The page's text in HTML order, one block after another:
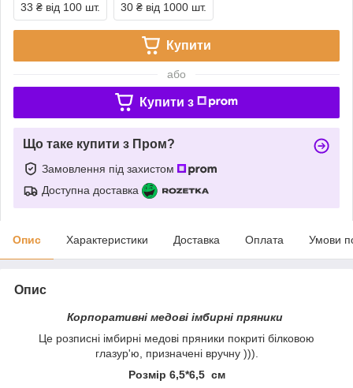
33 ₴ від 100 шт. 30 ₴ від 1000 шт.
Купити
або
Купити з
Що таке купити з Пром?
Замовлення під захистом
Доступна доставка
Опис Характеристики Доставка Оплата Умови
Опис
Корпоративні медові імбирні пряники
Це розписні імбирні медові пряники покриті білковою
глазур'ю, призначені вручну ))).
Розмір 6,5*6,5 см